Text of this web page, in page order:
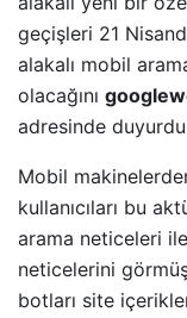
geçişleri 21
alakalı mobil
olacağını
adresinde
Mobil
kullanıcıları bu
arama neticeleri
neticelerini
botları site